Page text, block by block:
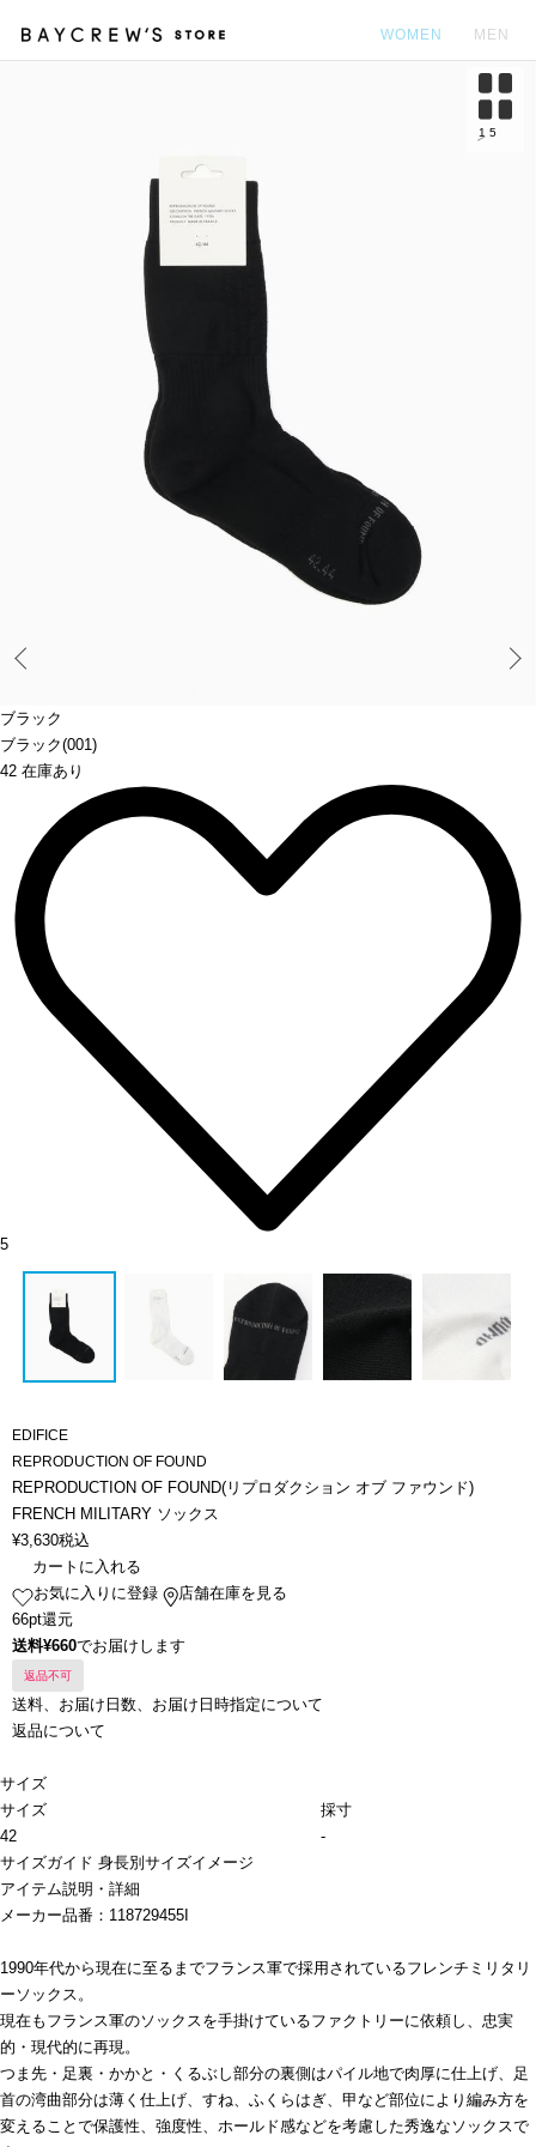
WOMEN MEN
ブラック
ブラック(001)
42 在庫あり
1 5
5
EDIFICE
REPRODUCTION OF FOUND
REPRODUCTION OF FOUND(リプロダクション オブ ファウンド)
FRENCH MILITARY ソックス
¥3,630税込
カートに入れる
お気に入りに登録
店舗在庫を見る
66pt還元
送料¥660でお届けします
返品不可
送料、お届け日数、お届け日時指定について
返品について
サイズ
サイズ
採寸
42
-
サイズガイド 身長別サイズイメージ
アイテム説明・詳細
メーカー品番：118729455I
1990年代から現在に至るまでフランス軍で採用されているフレンチミリタリ
ーソックス。
現在もフランス軍のソックスを手掛けているファクトリーに依頼し、忠実
的・現代的に再現。
つま先・足裏・かかと・くるぶし部分の裏側はパイル地で肉厚に仕上げ、足
首の湾曲部分は薄く仕上げ、すね、ふくらはぎ、甲など部位により編み方を
変えることで保護性、強度性、ホールド感などを考慮した秀逸なソックスで